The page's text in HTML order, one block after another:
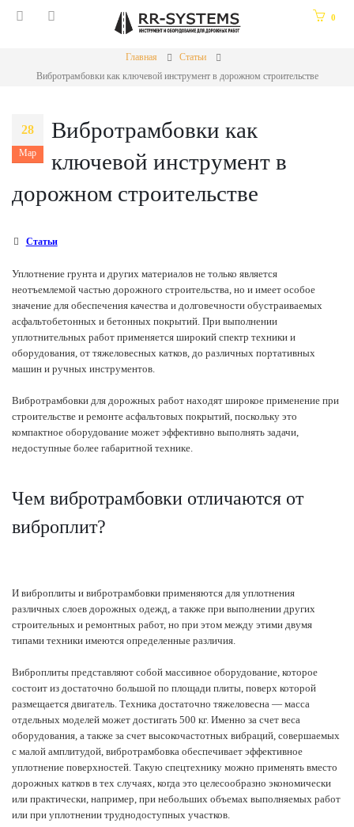
0
Главная
Статьи
Вибротрамбовки как ключевой инструмент в дорожном строительстве
28
Мар
Вибротрамбовки как
ключевой инструмент в
дорожном строительстве
Статьи
Уплотнение грунта и других материалов не только является
неотъемлемой частью дорожного строительства, но и имеет особое
значение для обеспечения качества и долговечности обустраиваемых
асфальтобетонных и бетонных покрытий. При выполнении
уплотнительных работ применяется широкий спектр техники и
оборудования, от тяжеловесных катков, до различных портативных
машин и ручных инструментов.
Вибротрамбовки для дорожных работ находят широкое применение при
строительстве и ремонте асфальтовых покрытий, поскольку это
компактное оборудование может эффективно выполнять задачи,
недоступные более габаритной технике.
Чем вибротрамбовки отличаются от
виброплит?
И виброплиты и вибротрамбовки применяются для уплотнения
различных слоев дорожных одежд, а также при выполнении других
строительных и ремонтных работ, но при этом между этими двумя
типами техники имеются определенные различия.
Виброплиты представляют собой массивное оборудование, которое
состоит из достаточно большой по площади плиты, поверх которой
размещается двигатель. Техника достаточно тяжеловесна — масса
отдельных моделей может достигать 500 кг. Именно за счет веса
оборудования, а также за счет высокочастотных вибраций, совершаемых
с малой амплитудой, вибротрамбовка обеспечивает эффективное
уплотнение поверхностей. Такую спецтехнику можно применять вместо
дорожных катков в тех случаях, когда это целесообразно экономически
или практически, например, при небольших объемах выполняемых работ
или при уплотнении труднодоступных участков.